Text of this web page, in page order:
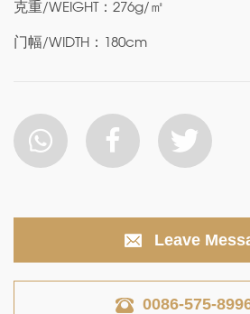
克重/WEIGHT：276g/㎡
门幅/WIDTH：180cm
Leave
0086-575-